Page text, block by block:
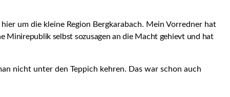
um die kleine Region Bergkarabach. Mein Vorredner hat
Minirepublik selbst sozusagen an die Macht gehievt und hat
nicht unter den Teppich kehren. Das war schon auch